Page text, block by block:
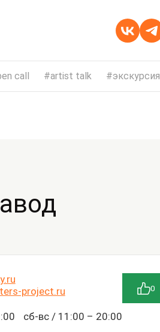
call artist talk экскурсия
project.ru
сб-вс / 11:00 – 20:00
0